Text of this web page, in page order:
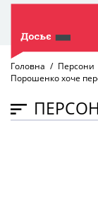
Головна
Персони
Порошенко хоче